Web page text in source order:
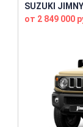
SUZUKI
от 2 849 000